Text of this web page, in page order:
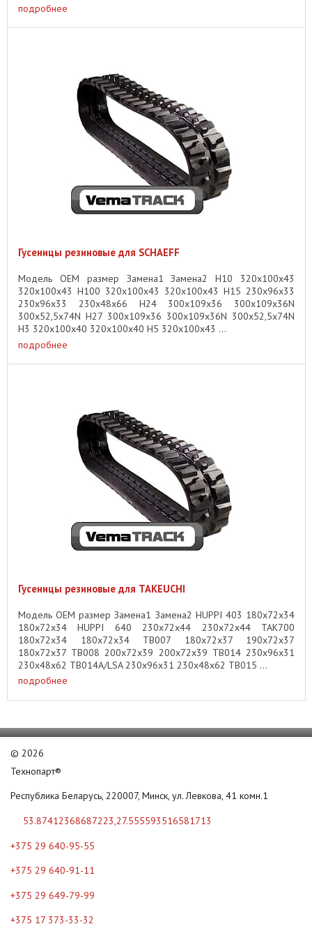
подробнее
Гусеницы резиновые для SCHAEFF
Модель OEM размер Замена1 Замена2 H10 320x100x43
320x100x43 H100 320x100x43 320x100x43 H15 230x96x33
230x96x33 230x48x66 H24 300x109x36 300x109x36N
300x52,5x74N H27 300x109x36 300x109x36N 300x52,5x74N
H3 320x100x40 320x100x40 H5 320x100x43 ...
подробнее
Гусеницы резиновые для TAKEUCHI
Модель OEM размер Замена1 Замена2 HUPPI 403 180x72x34
180x72x34 HUPPI 640 230x72x44 230x72x44 TAK700
180x72x34 180x72x34 TB007 180x72x37 190x72x37
180x72x37 TB008 200x72x39 200x72x39 TB014 230x96x31
230x48x62 TB014A/LSA 230x96x31 230x48x62 TB015 ...
подробнее
© 2026
Технопарт®
Республика Беларусь, 220007, Минск, ул. Левкова, 41 комн.1
53.87412368687223,27.555593516581713
+375 29 640-95-55
+375 29 640-91-11
+375 29 649-79-99
+375 17 373-33-32